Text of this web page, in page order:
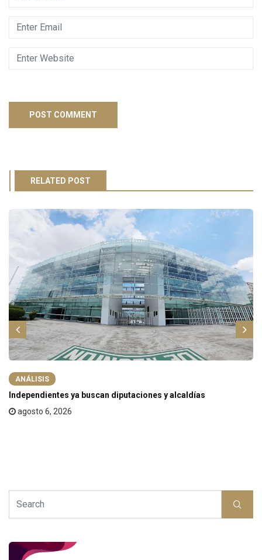
RELATED POST
ANÁLISIS
Independientes ya buscan diputaciones y alcaldías
agosto 6, 2026